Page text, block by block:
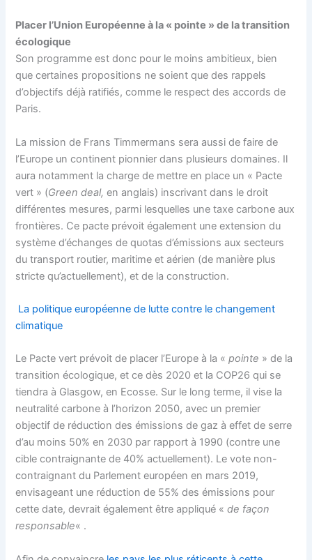
Placer l’Union Européenne à la « pointe » de la transition
écologique
Son programme est donc pour le moins ambitieux, bien
que certaines propositions ne soient que des rappels
d’objectifs déjà ratifiés, comme le respect des accords de
Paris.
La mission de Frans Timmermans sera aussi de faire de
l’Europe un continent pionnier dans plusieurs domaines. Il
aura notamment la charge de mettre en place un « Pacte
vert » (Green deal, en anglais) inscrivant dans le droit
différentes mesures, parmi lesquelles une taxe carbone aux
frontières. Ce pacte prévoit également une extension du
système d’échanges de quotas d’émissions aux secteurs
du transport routier, maritime et aérien (de manière plus
stricte qu’actuellement), et de la construction.
La politique européenne de lutte contre le changement
climatique
Le Pacte vert prévoit de placer l’Europe à la «pointe » de la
transition écologique, et ce dès 2020 et la COP26 qui se
tiendra à Glasgow, en Ecosse. Sur le long terme, il vise la
neutralité carbone à l’horizon 2050, avec un premier
objectif de réduction des émissions de gaz à effet de serre
d’au moins 50% en 2030 par rapport à 1990 (contre une
cible contraignante de 40% actuellement). Le vote non-
contraignant du Parlement européen en mars 2019,
envisageant une réduction de 55% des émissions pour
cette date, devrait également être appliqué «de façon
responsable« .